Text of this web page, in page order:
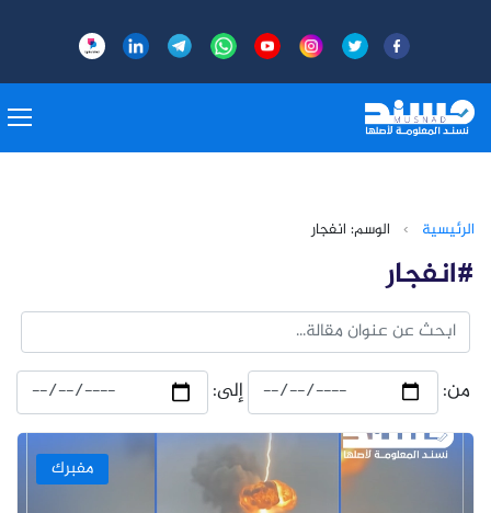
الرئيسية › الوسم: انفجار
#انفجار
من: إلى:
مفبرك